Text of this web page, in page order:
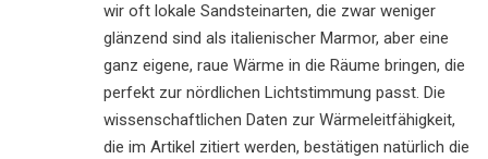
wir oft lokale Sandsteinarten, die zwar weniger
glänzend sind als italienischer Marmor, aber eine
ganz eigene, raue Wärme in die Räume bringen, die
perfekt zur nördlichen Lichtstimmung passt. Die
wissenschaftlichen Daten zur Wärmeleitfähigkeit,
die im Artikel zitiert werden, bestätigen natürlich die